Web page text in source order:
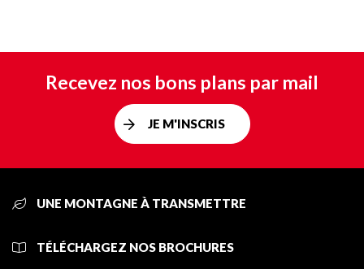
Recevez nos bons plans par mail
JE M'INSCRIS
UNE MONTAGNE À TRANSMETTRE
TÉLÉCHARGEZ NOS BROCHURES